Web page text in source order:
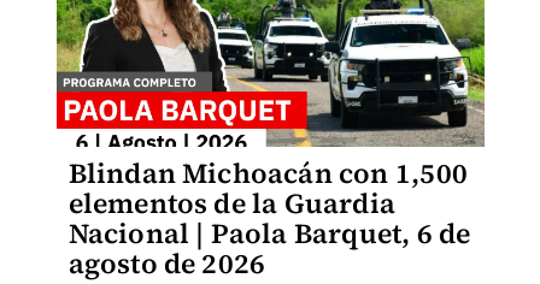
Blindan Michoacán con 1,500
elementos de la Guardia
Nacional | Paola Barquet, 6 de
agosto de 2026